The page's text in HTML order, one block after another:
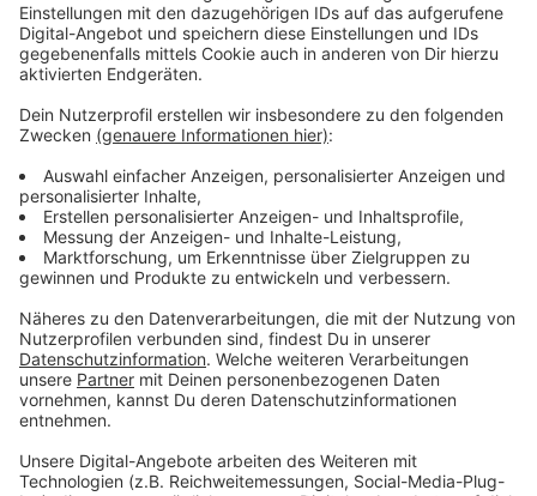
"Unser oberstes Ziel ist es, die Flipper der
Öffentlichkeit zugänglich zu machen. Wir freuen uns in
diesem Jahr, dass wir mit
zahlreiche Besucher", sagt Hagedorn. Für dieses
reserviert.
Anzeige
©Hagedorn
So sehen die Flipper-Spielautomaten aus
Anzeige